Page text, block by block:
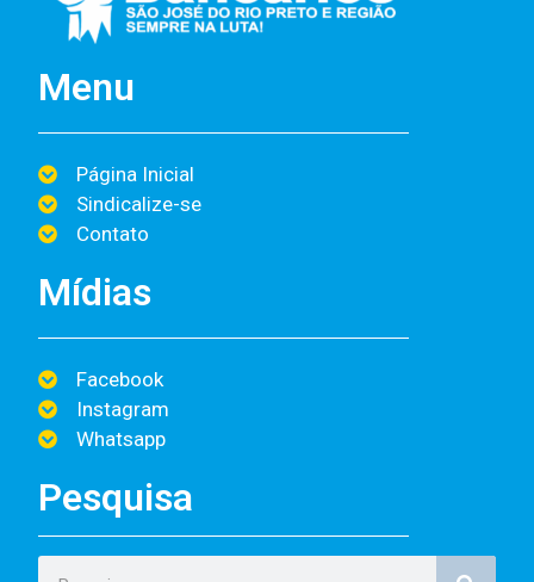
Menu
Página Inicial
Sindicalize-se
Contato
Mídias
Facebook
Instagram
Whatsapp
Pesquisa